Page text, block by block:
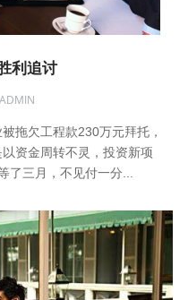
利追讨
ADMIN
拖欠工程款230万元拜托，
资金周转不灵，投资新项
了三月，不见付一分...